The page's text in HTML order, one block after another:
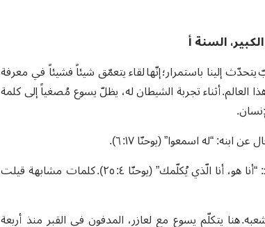
السنة أ
إلينا باستمرار؛ إنّها لقاء يتعمّق شيئاً فشيئاً في معرفة
أثناء تجربة الشيطان له، يظلّ يسوع مُصغياً إلى كلمة
“له اسمعوا” (يوحنّا ١٧: ٦).
وذهبنا، في الأحد الثالث‘ إلى السامرة. وكشف يسوع ذاته للمرأة السامرية قائلا: “أنا هو، أنا الّذي يُكلّمك” (يوحنّا ٤: ٢٥). كلمات مشابهة قيلت
هنا يتكلّم يسوع مع لعازر، المدفون في القبر منذ أربعة